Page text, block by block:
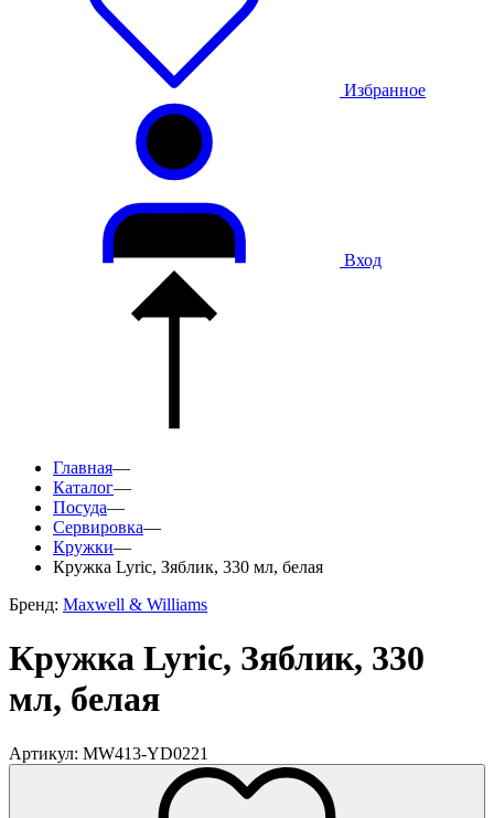
Избранное
Вход
Главная—
Каталог—
Посуда—
Сервировка—
Кружки—
Кружка Lyric, Зяблик, 330 мл, белая
Бренд: Maxwell & Williams
Кружка Lyric, Зяблик, 330
мл, белая
Артикул: MW413-YD0221